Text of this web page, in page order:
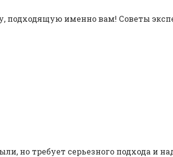
подходящую именно вам! Советы
но требует серьезного подхода и